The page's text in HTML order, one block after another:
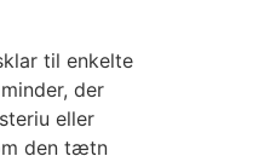
til enkelte
der
eller
den tætn